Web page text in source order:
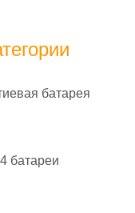
батарея
батареи